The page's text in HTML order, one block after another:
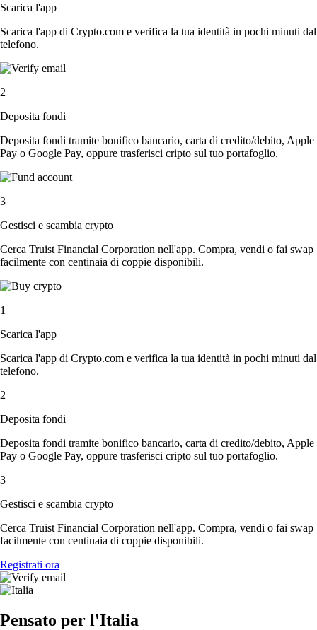
Scarica l'app
Scarica l'app di Crypto.com e verifica la tua identità in pochi minuti dal
telefono.
2
Deposita fondi
Deposita fondi tramite bonifico bancario, carta di credito/debito, Apple
Pay o Google Pay, oppure trasferisci cripto sul tuo portafoglio.
3
Gestisci e scambia crypto
Cerca Truist Financial Corporation nell'app. Compra, vendi o fai swap
facilmente con centinaia di coppie disponibili.
1
Scarica l'app
Scarica l'app di Crypto.com e verifica la tua identità in pochi minuti dal
telefono.
2
Deposita fondi
Deposita fondi tramite bonifico bancario, carta di credito/debito, Apple
Pay o Google Pay, oppure trasferisci cripto sul tuo portafoglio.
3
Gestisci e scambia crypto
Cerca Truist Financial Corporation nell'app. Compra, vendi o fai swap
facilmente con centinaia di coppie disponibili.
Registrati ora
Pensato per l'Italia